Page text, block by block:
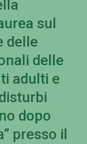
sul
delle
delle
adulti e
dopo
presso il